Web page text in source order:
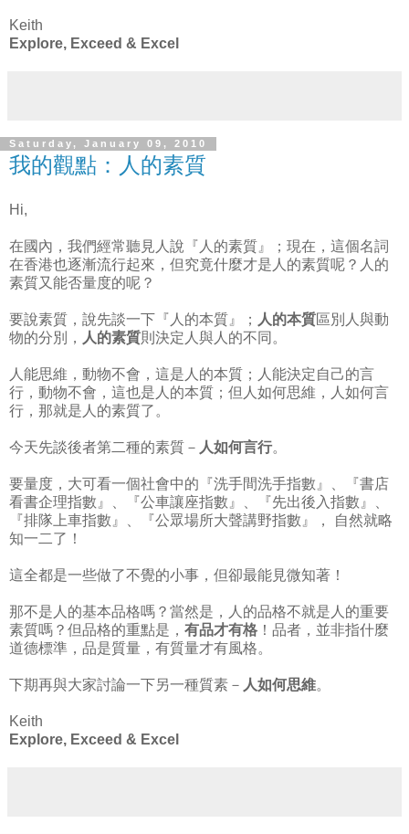
Keith
Explore, Exceed & Excel
Saturday, January 09, 2010
我的觀點：人的素質
Hi,
在國內，我們經常聽見人說『人的素質』；現在，這個名詞
在香港也逐漸流行起來，但究竟什麼才是人的素質呢？人的
素質又能否量度的呢？
要說素質，說先談一下『人的本質』； 人的本質區別人與動
物的分別， 人的素質則決定人與人的不同。
人能思維，動物不會，這是人的本質；人能決定自己的言
行，動物不會，這也是人的本質；但人如何思維，人如何言
行，那就是人的素質了。
今天先談後者第二種的素質－ 人如何言行。
要量度，大可看一個社會中的『洗手間洗手指數』、『書店
看書企理指數』、『公車讓座指數』、『先出後入指數』、
『排隊上車指數』、『公眾場所大聲講野指數』， 自然就略
知一二了！
這全都是一些做了不覺的小事，但卻最能見微知著！
那不是人的基本品格嗎？當然是，人的品格不就是人的重要
素質嗎？但品格的重點是， 有品才有格 ！品者，並非指什麼
道德標準，品是質量，有質量才有風格。
下期再與大家討論一下另一種質素－ 人如何思維。
Keith
Explore, Exceed & Excel